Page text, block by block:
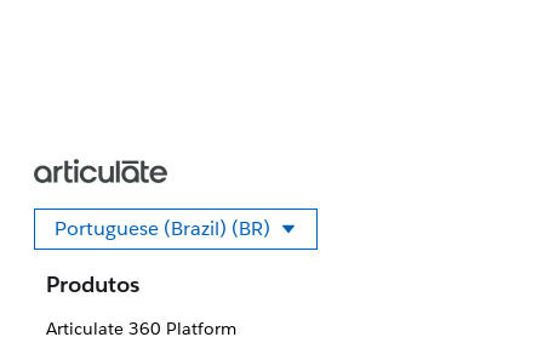
Portuguese (Brazil) (BR)
Selecione seu idioma
Produtos
Articulate 360 Platform